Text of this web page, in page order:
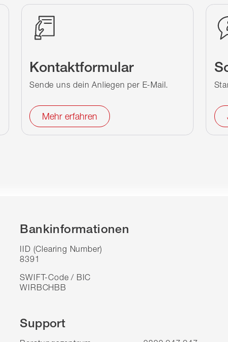
Kontaktformular
Sende uns dein Anliegen per E-Mail.
Mehr erfahren
Bankinformationen
IID (Clearing Number)
8391
SWIFT-Code / BIC
WIRBCHBB
Support